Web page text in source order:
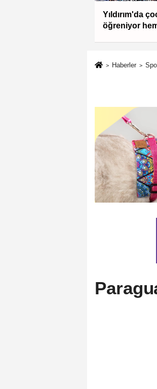
Yıldırım'da
öğreniyor
Haberler